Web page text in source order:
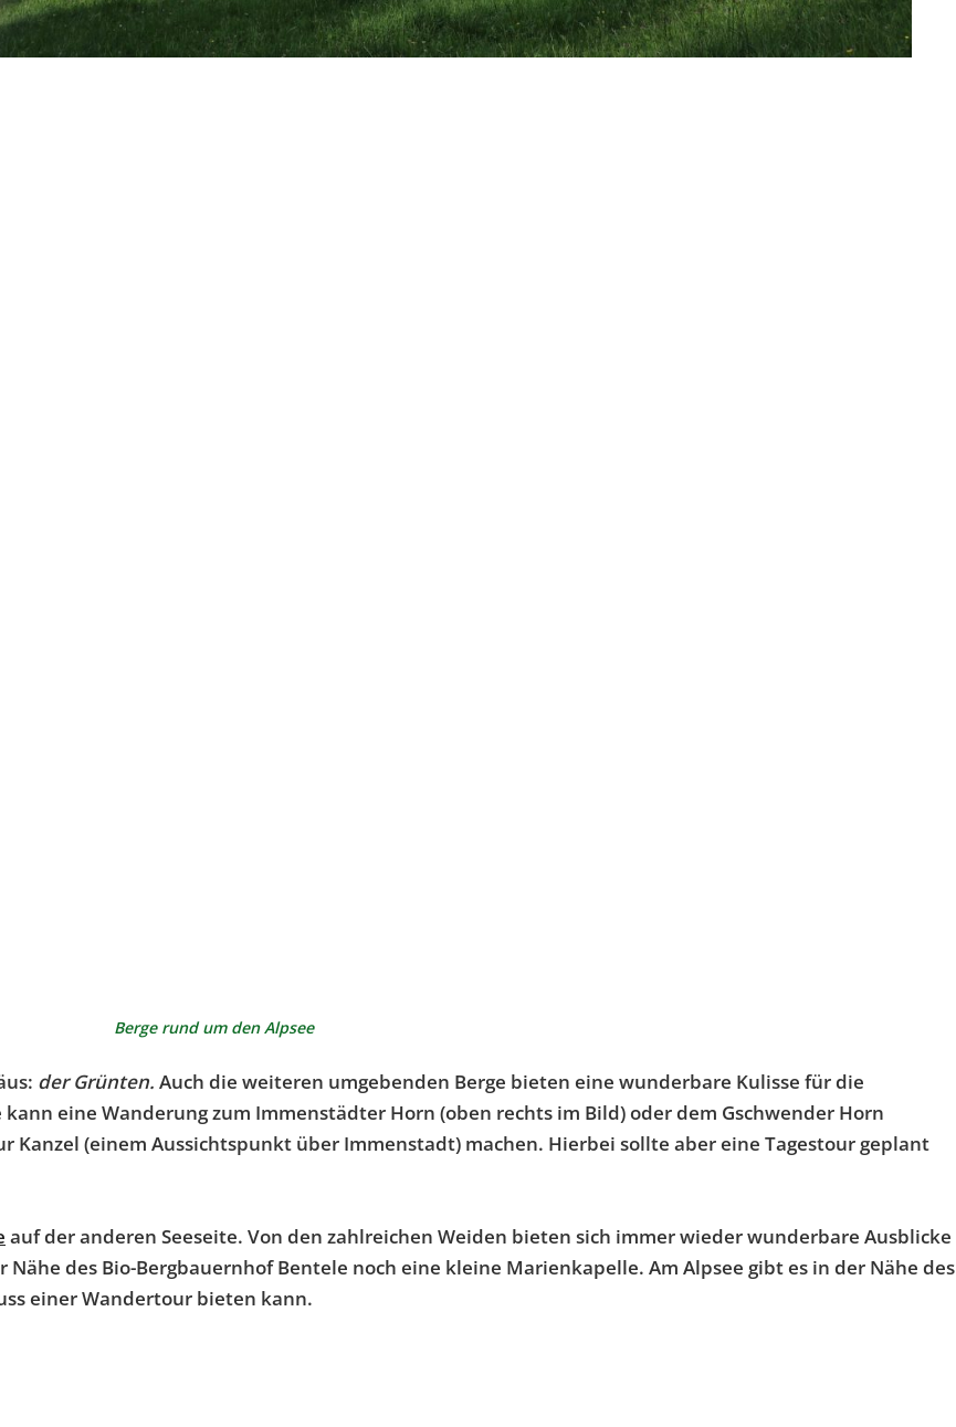
Berge rund um den Alpsee
der Grünten. Auch die weiteren umgebenden Berge bieten eine wunderbare Kulisse für die
eine Wanderung zum Immenstädter Horn (oben rechts im Bild) oder dem Gschwender Horn
Kanzel (einem Aussichtspunkt über Immenstadt) machen. Hierbei sollte aber eine Tagestour geplant
auf der anderen Seeseite. Von den zahlreichen Weiden bieten sich immer wieder wunderbare Ausblicke
des Bio-Bergbauernhof Bentele noch eine kleine Marienkapelle. Am Alpsee gibt es in der Nähe des
einer Wandertour bieten kann.